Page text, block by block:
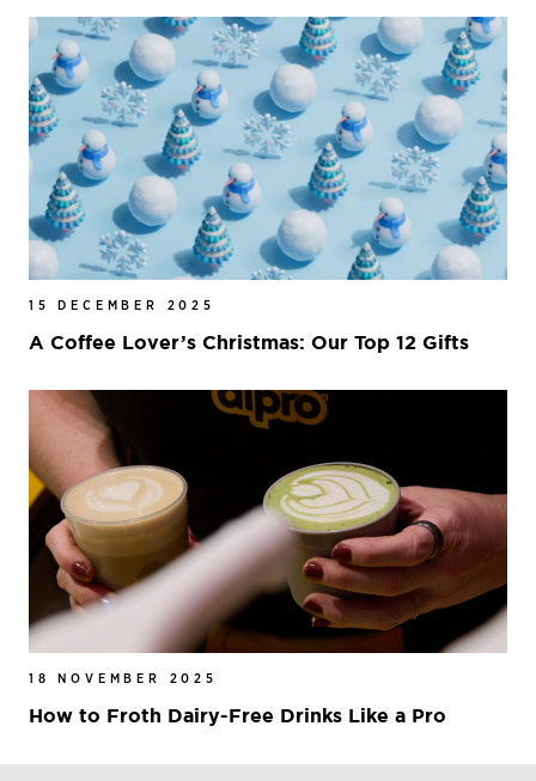
15 DECEMBER 2025
A Coffee Lover’s Christmas: Our Top 12 Gifts
18 NOVEMBER 2025
How to Froth Dairy-Free Drinks Like a Pro